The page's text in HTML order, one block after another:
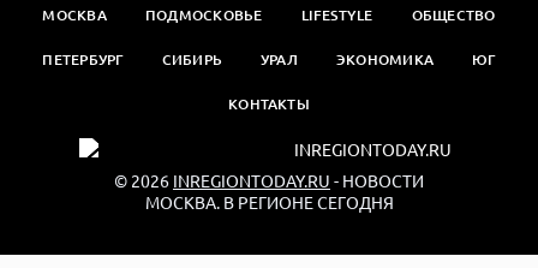
МОСКВА ПОДМОСКОВЬЕ LIFESTYLE ОБЩЕСТВО
ПЕТЕРБУРГ СИБИРЬ УРАЛ ЭКОНОМИКА ЮГ
КОНТАКТЫ
© 2026 INREGIONTODAY.RU - НОВОСТИ
МОСКВА. В РЕГИОНЕ СЕГОДНЯ